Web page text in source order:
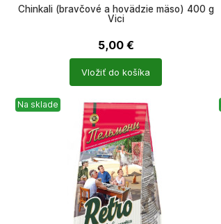
Chinkali (bravčové a hovädzie mäso) 400 g
Vici
5,00 €
Vložiť do košíka
Na sklade